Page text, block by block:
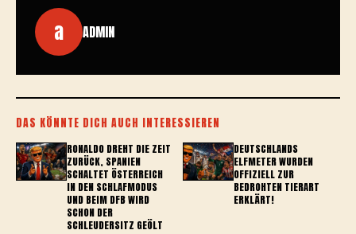
a ADMIN
DAS KÖNNTE DICH AUCH INTERESSIEREN
RONALDO DREHT DIE ZEIT
ZURÜCK, SPANIEN
SCHALTET ÖSTERREICH
IN DEN SCHLAFMODUS
UND BEIM DFB WIRD
SCHON DER
SCHLEUDERSITZ GEÖLT
DEUTSCHLANDS
ELFMETER WURDEN
OFFIZIELL ZUR
BEDROHTEN TIERART
ERKLÄRT!